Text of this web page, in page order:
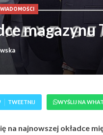
magazynu
TWEETNIJ WYŚLIJ NA
na najnowszej okładce